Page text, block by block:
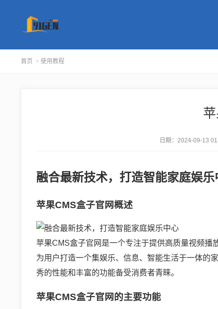
首页 > 使用教程
日期： 2024-09-13
融合最新技术，打造智能家庭娱乐
苹果CMS盒子官网概述
苹果CMS盒子官网是一个专注于提供高质量视频播
为用户打造一个集娱乐、信息、智能生活于一体的
秀的性能和丰富的功能备受消费者青睐。
苹果CMS盒子官网的主要功能